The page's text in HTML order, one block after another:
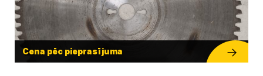
Cena pēc pieprasījuma